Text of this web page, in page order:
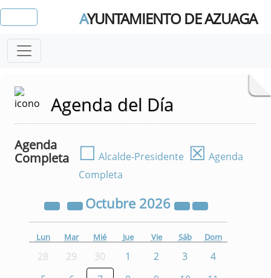
AYUNTAMIENTO DE AZUAGA
Agenda del Día
Agenda
Completa
☐ Alcalde-Presidente ☒ Agenda
Completa
Octubre 2026
Lun Mar Mié Jue Vie Sáb Dom
28 29 30 1 2 3
4